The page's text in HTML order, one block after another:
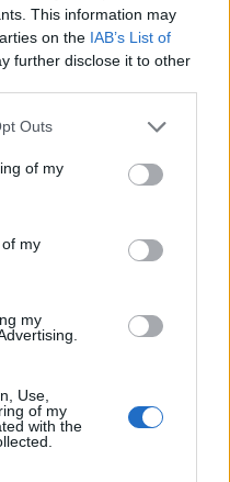
This information may
on the IAB’s List of
further disclose it to other
one or more Google
You may click to
its third-party tags to
in below Google
Outs
of my
my
my
Use,
of my
with the